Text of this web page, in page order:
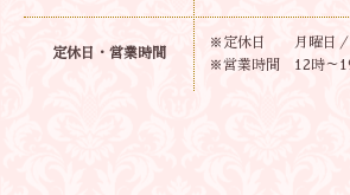
定休日・営業時間
※定休日 月曜日／
※営業時間 12時～